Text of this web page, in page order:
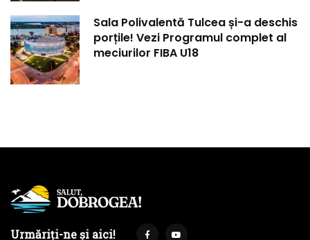
Sala Polivalentă Tulcea și-a deschis
porțile! Vezi Programul complet al
meciurilor FIBA U18
Urmăriți-ne și aici!